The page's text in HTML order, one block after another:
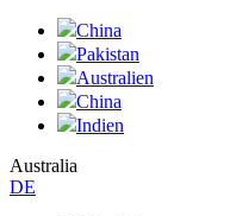
China
Pakistan
Australien
China
Indien
Australia
DE